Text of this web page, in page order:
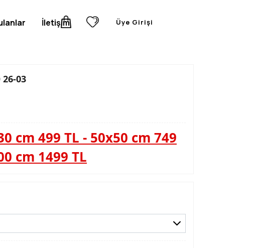
26-03
cm 499 TL - 50x50 cm 749
cm 1499 TL
İletişim Üye Girişi